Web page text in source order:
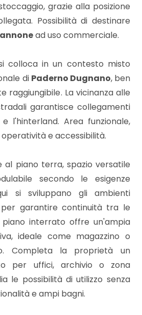
grazie alla posizione
Possibilità di destinare
ad uso commerciale.
colloca in un contesto misto
di Paderno Dugnano, ben
raggiungibile. La vicinanza alle
garantisce collegamenti
l'hinterland. Area funzionale,
e accessibilità.
al piano terra, spazio versatile
secondo le esigenze
si sviluppano gli ambienti
garantire continuità tra le
piano interrato offre un'ampia
ideale come magazzino o
Completa la proprietà un
per uffici, archivio o zona
le possibilità di utilizzo senza
e ampi bagni.